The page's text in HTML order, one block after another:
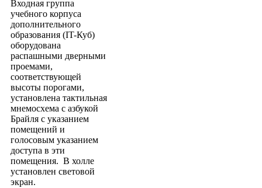
Входная группа
учебного корпуса
дополнительного
образования (IT-Куб)
оборудована
распашными дверными
проемами,
соответствующей
высоты порогами,
установлена тактильная
мнемосхема с азбукой
Брайля с указанием
помещений и
голосовым указанием
доступа в эти
помещения. В холле
установлен световой
экран.